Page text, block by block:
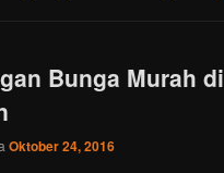
Bunga Murah di
Oktober 24, 2016